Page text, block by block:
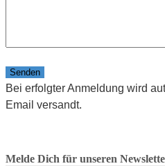
Bitte lasse dieses Feld leer.
Bei erfolgter Anmeldung wird
Email versandt.
Melde Dich für unseren